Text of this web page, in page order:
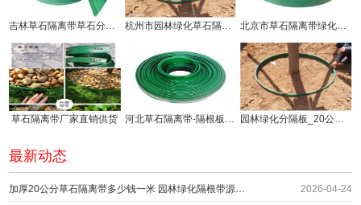
吉林草石隔离带草石分隔板生产厂家 杭州市园林绿化草石隔离带价钱! 北京市草石隔离带绿化分隔带厂家
草石隔离带厂家直销供货 河北草石隔离带-隔根板使用方法! 园林绿化分隔板_20公分草石隔离带厂家供应
最新动态
加厚20公分草石隔离带多少钱一米 园林绿化隔根带源头供应 2026-04-24